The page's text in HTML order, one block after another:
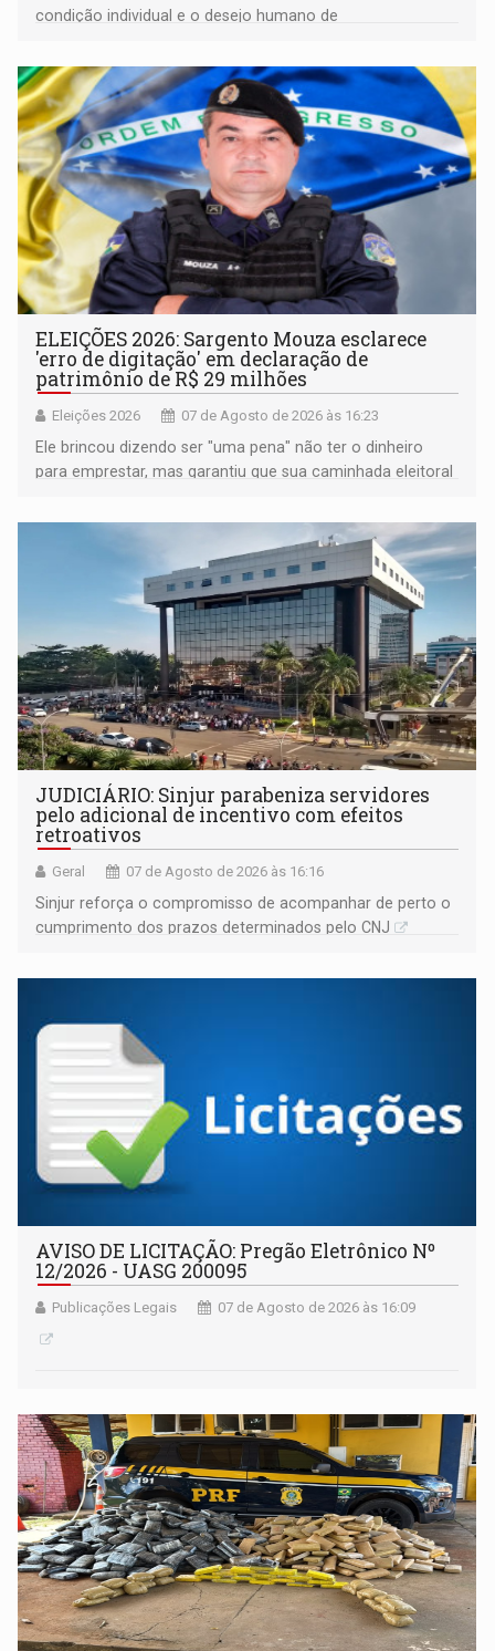
condição individual e o desejo humano de
ELEIÇÕES 2026: Sargento Mouza esclarece
'erro de digitação' em declaração de
patrimônio de R$ 29 milhões
Eleições 2026 07 de Agosto de 2026 às 16:23
Ele brincou dizendo ser "uma pena" não ter o dinheiro
para emprestar, mas garantiu que sua caminhada eleitoral
JUDICIÁRIO: Sinjur parabeniza servidores
pelo adicional de incentivo com efeitos
retroativos
Geral 07 de Agosto de 2026 às 16:16
Sinjur reforça o compromisso de acompanhar de perto o
cumprimento dos prazos determinados pelo CNJ
AVISO DE LICITAÇÃO: Pregão Eletrônico Nº
12/2026 - UASG 200095
Publicações Legais 07 de Agosto de 2026 às 16:09